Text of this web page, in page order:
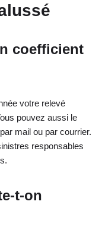
coefficient
votre relevé
pouvez aussi le
mail ou par courrier.
responsables
t-on